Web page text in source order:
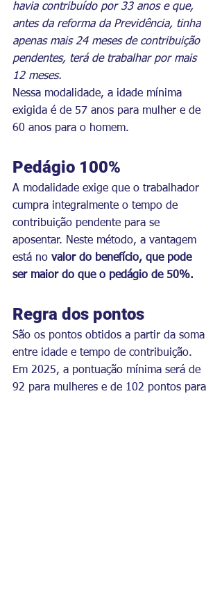
havia contribuído por 33 anos e que,
antes da reforma da Previdência, tinha
apenas mais 24 meses de contribuição
pendentes, terá de trabalhar por mais
12 meses.
Nessa modalidade, a idade mínima
exigida é de 57 anos para mulher e de
60 anos para o homem.
Pedágio 100%
A modalidade exige que o trabalhador
cumpra integralmente o tempo de
contribuição pendente para se
aposentar. Neste método, a vantagem
está no valor do benefício, que pode
ser maior do que o pedágio de 50%.
Regra dos pontos
São os pontos obtidos a partir da soma
entre idade e tempo de contribuição.
Em 2025, a pontuação mínima será de
92 para mulheres e de 102 pontos para